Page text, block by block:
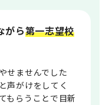
がら第一志望校
せませんでした
声がけをしてく
もらうことで目新